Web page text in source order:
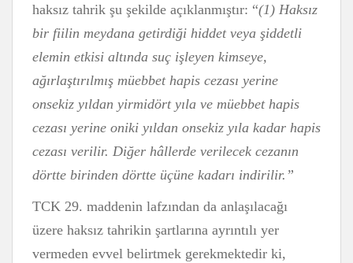
haksız tahrik şu şekilde açıklanmıştır: “(1) Haksız
bir fiilin meydana getirdiği hiddet veya şiddetli
elemin etkisi altında suç işleyen kimseye,
ağırlaştırılmış müebbet hapis cezası yerine
onsekiz yıldan yirmidört yıla ve müebbet hapis
cezası yerine oniki yıldan onsekiz yıla kadar hapis
cezası verilir. Diğer hâllerde verilecek cezanın
dörtte birinden dörtte üçüne kadarı indirilir.”
TCK 29. maddenin lafzından da anlaşılacağı
üzere haksız tahrikin şartlarına ayrıntılı yer
vermeden evvel belirtmek gerekmektedir ki,